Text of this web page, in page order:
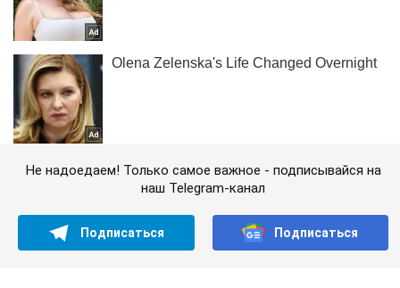
Не надоедаем! Только самое важное - подписывайся на
наш Telegram-канал
Подписаться Подписаться